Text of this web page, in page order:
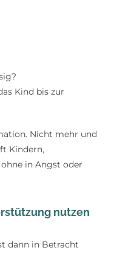
Kind bis zur
Nicht mehr und
Kindern,
in Angst oder
nutzen
dann in Betracht